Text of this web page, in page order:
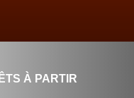
À PARTIR